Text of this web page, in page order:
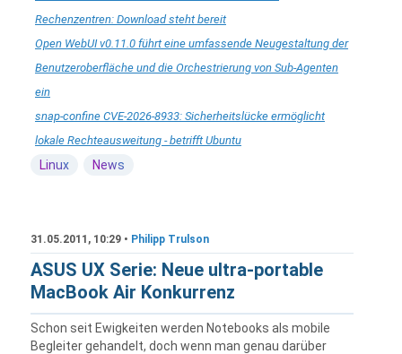
Rechenzentren: Download steht bereit
Open WebUI v0.11.0 führt eine umfassende Neugestaltung der
Benutzeroberfläche und die Orchestrierung von Sub-Agenten
ein
snap-confine CVE-2026-8933: Sicherheitslücke ermöglicht
lokale Rechteausweitung - betrifft Ubuntu
Linux News
31.05.2011, 10:29 • Philipp Trulson
ASUS UX Serie: Neue ultra-portable
MacBook Air Konkurrenz
Schon seit Ewigkeiten werden Notebooks als mobile
Begleiter gehandelt, doch wenn man genau darüber